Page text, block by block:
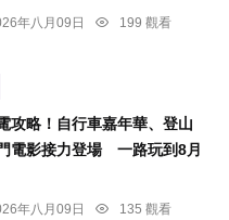
年八月09日
199 觀看
攻略！自行車嘉年華、登山
電影接力登場 一路玩到8月
年八月09日
135 觀看